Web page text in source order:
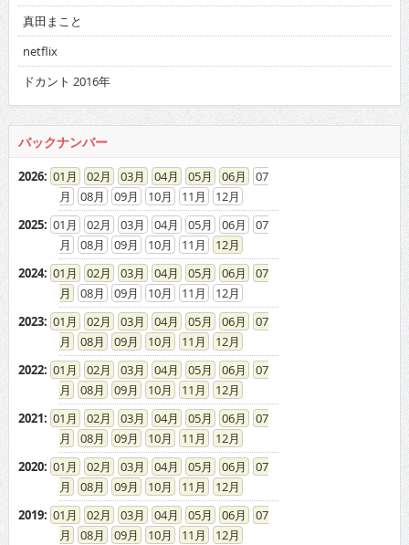
真田まこと
netflix
ドカント 2016年
バックナンバー
2026: 01 02 03 04 05 06
07
08
09 10 11
12
2025: 01 02 03 04 05 06
07
08
09 10 11
12
2024: 01 02 03 04 05 06
07
08
09 10 11
12
2023: 01 02 03 04 05 06
07
08
09 10 11
12
2022: 01 02 03 04 05 06
07
08
09 10 11
12
2021: 01 02 03 04 05 06
07
08
09 10 11
12
2020: 01 02 03 04 05 06
07
08
09 10 11
12
2019: 01 02 03 04 05 06
07
08
09 10 11
12